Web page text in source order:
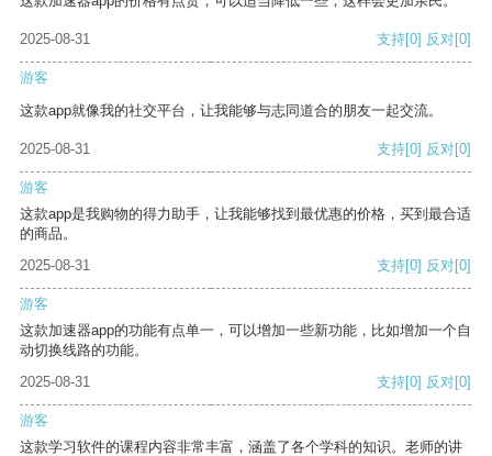
2025-08-31 支持[0] 反对[0]
游客
这款app就像我的社交平台，让我能够与志同道合的朋友一起交流。
2025-08-31 支持[0] 反对[0]
游客
这款app是我购物的得力助手，让我能够找到最优惠的价格，买到最合适
的商品。
2025-08-31
支持[0] 反对[0]
游客
这款加速器app的功能有点单一，可以增加一些新功能，比如增加一个自
动切换线路的功能。
2025-08-31
支持[0] 反对[0]
游客
这款学习软件的课程内容非常丰富，涵盖了各个学科的知识。老师的讲